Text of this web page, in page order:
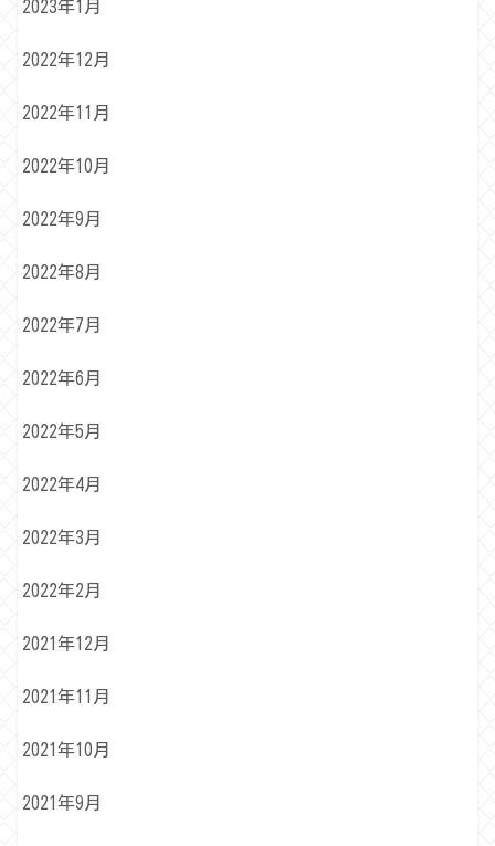
2023年1月
2022年12月
2022年11月
2022年10月
2022年9月
2022年8月
2022年7月
2022年6月
2022年5月
2022年4月
2022年3月
2022年2月
2021年12月
2021年11月
2021年10月
2021年9月